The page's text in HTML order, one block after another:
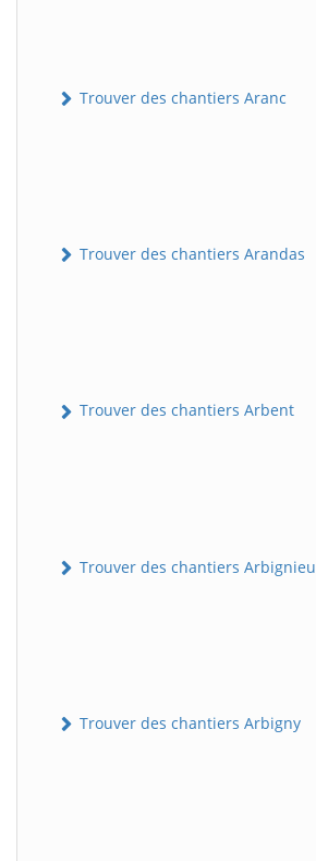
Trouver des chantiers Aranc
Trouver des chantiers Arandas
Trouver des chantiers Arbent
Trouver des chantiers Arbignieu
Trouver des chantiers Arbigny